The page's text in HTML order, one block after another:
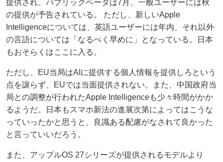
提供され、パブリックベータは7月、一般ユーザーには秋
の提供が予告されている。 ただし、新しいApple
Intelligenceについては、英語ユーザーには年内、それ以外
の言語については「なるべく早めに」となっている。日本
もおそらくはここに入る。
ただし、EU当局はAIに提供する個人情報を提供しろという
点を譲らず、EUでは当面提供されない。また、中国政府当
局との調整が行われたApple Intelligenceも少々時間がかか
るようだ。日本もスマホ新法の進展次第によってはこうな
っていったかと思うと、良識ある配慮がなされて良かった
と言っていいだろう。
また、アップルOS 27シリーズが提供されるモデルより